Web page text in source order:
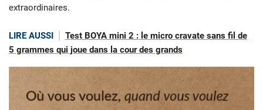
extraordinaires.
LIRE AUSSI
Test BOYA mini 2 : le micro cravate sans fil de
5 grammes qui joue dans la cour des grands